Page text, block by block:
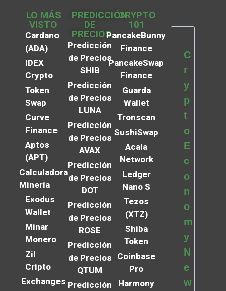
LO MÁS
VISTO
Cardano
(ADA)
IDEX
Crypto
Token
Swap
Curve
Finance
Aptos
(APT)
Calculadora
Minería
Exodus
Wallet
Minar
Monero
Zil
Cripto
Exchanges
PREDICCIÓN
DE
PRECIOS
Predicción
de Precios
SHIB
Predicción
de Precios
LUNA
Predicción
de Precios
AVAX
Predicción
de Precios
DOT
Predicción
de Precios
ROSE
Predicción
de Precios
QTUM
Predicción
CRYPTO
101
PancakeBunny
Finance
PancakeSwap
Finance
Guarda
Wallet
Tronscan
SushiSwap
Acala
Network
Ledger
Nano S
Tezos
(XTZ)
Shiba
Token
Coinbase
Pro
Harmony
C
r
y
p
t
o
E
c
o
n
o
m
y
N
e
w